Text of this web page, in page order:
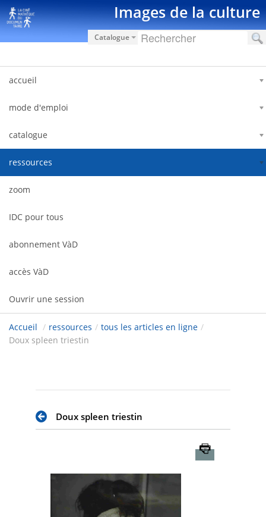
Saut au contenu Images de la culture
Catalogue
accueil
mode d'emploi
catalogue
ressources
zoom
IDC pour tous
abonnement VàD
accès VàD
Ouvrir une session
Accueil / ressources / tous les articles en ligne /
Doux spleen triestin
Doux spleen triestin